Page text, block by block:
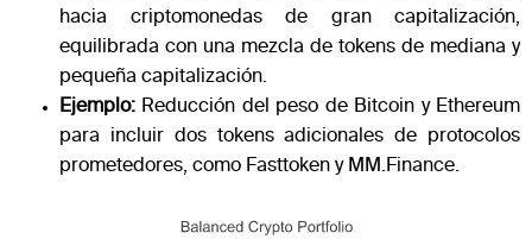
hacia criptomonedas de gran capitalización,
equilibrada con una mezcla de tokens de mediana y
pequeña capitalización.
Ejemplo: Reducción del peso de Bitcoin y Ethereum
para incluir dos tokens adicionales de protocolos
prometedores, como Fasttoken y MM.Finance​​.